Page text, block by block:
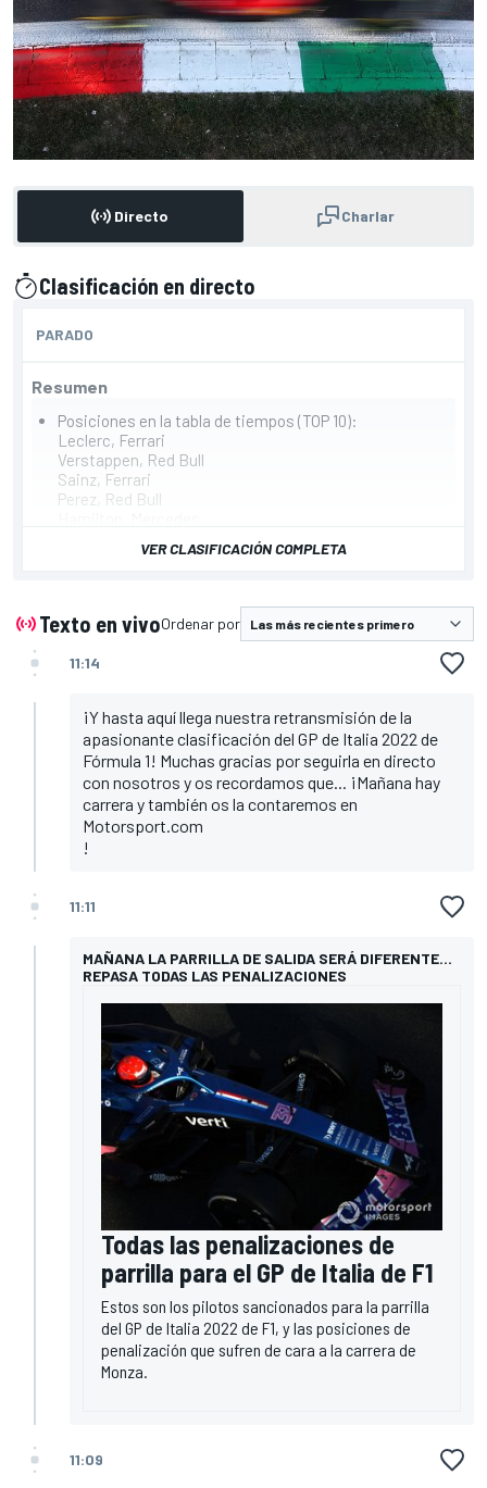
Directo Charlar
Clasificación en directo
PARADO
Resumen
Posiciones en la tabla de tiempos (TOP 10):
Leclerc, Ferrari
Verstappen, Red Bull
Sainz, Ferrari
Perez, Red Bull
Norris, McLaren
Alonso, Alpine
VER CLASIFICACIÓN COMPLETA
Texto en vivoOrdenar por
11:14
¡Y hasta aquí llega nuestra retransmisión de la
apasionante clasificación del GP de Italia 2022 de
Fórmula 1! Muchas gracias por seguirla en directo
con nosotros y os recordamos que... ¡Mañana hay
carrera y también os la contaremos en
Motorsport.com
!
11:11
MAÑANA LA PARRILLA DE SALIDA SERÁ DIFERENTE...
REPASA TODAS LAS PENALIZACIONES
Todas las penalizaciones de
parrilla para el GP de Italia de F1
Estos son los pilotos sancionados para la parrilla
del GP de Italia 2022 de F1, y las posiciones de
penalización que sufren de cara a la carrera de
Monza.
11:09